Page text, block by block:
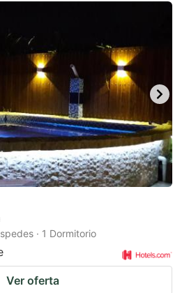
· 1 Dormitorio
Ver oferta